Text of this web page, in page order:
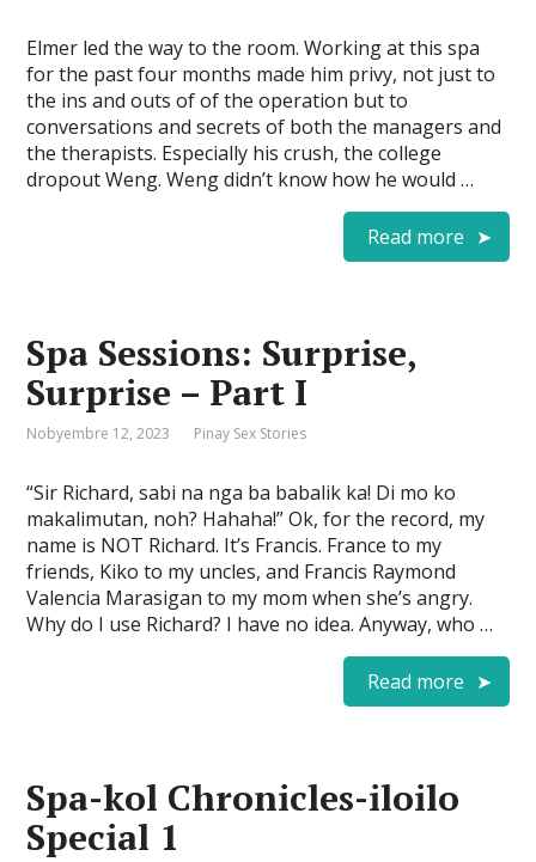
Elmer led the way to the room. Working at this spa
for the past four months made him privy, not just to
the ins and outs of of the operation but to
conversations and secrets of both the managers and
the therapists. Especially his crush, the college
dropout Weng. Weng didn’t know how he would …
Read more
Spa Sessions: Surprise,
Surprise – Part I
Nobyembre 12, 2023 Pinay Sex Stories
“Sir Richard, sabi na nga ba babalik ka! Di mo ko
makalimutan, noh? Hahaha!” Ok, for the record, my
name is NOT Richard. It’s Francis. France to my
friends, Kiko to my uncles, and Francis Raymond
Valencia Marasigan to my mom when she’s angry.
Why do I use Richard? I have no idea. Anyway, who …
Read more
Spa-kol Chronicles-iloilo
Special 1